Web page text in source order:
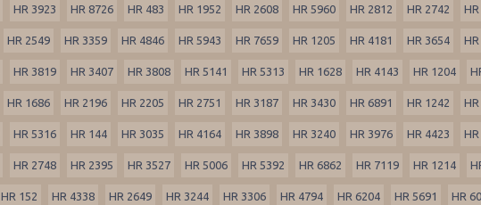
HR 3923 HR 8726 HR 483 HR 1952 HR 2608 HR 5960 HR 2812 HR 2742
HR 2549 HR 3359 HR 4846 HR 5943 HR 7659 HR 1205 HR 4181 HR 3654
HR 3819 HR 3407 HR 3808 HR 5141 HR 5313 HR 1628 HR 4143 HR 1204
HR 1686 HR 2196 HR 2205 HR 2751 HR 3187 HR 3430 HR 6891 HR 1242
HR 5316 HR 144 HR 3035 HR 4164 HR 3898 HR 3240 HR 3976 HR 4423
HR 2748 HR 2395 HR 3527 HR 5006 HR 5392 HR 6862 HR 7119 HR 1214
HR 152 HR 4338 HR 2649 HR 3244 HR 3306 HR 4794 HR 6204 HR 5691 HR